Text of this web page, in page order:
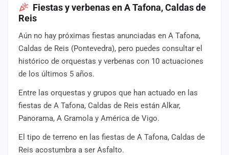
Fiestas y verbenas en A Tafona, Caldas de
Reis
Aún no hay próximas fiestas anunciadas en A Tafona,
Caldas de Reis (Pontevedra), pero puedes consultar el
histórico de orquestas y verbenas con 10 actuaciones
de los últimos 5 años.
Entre las orquestas y grupos que han actuado en las
fiestas de A Tafona, Caldas de Reis están Alkar,
Panorama, A Gramola y América de Vigo.
El tipo de terreno en las fiestas de A Tafona, Caldas de
Reis acostumbra a ser Asfalto.
Rankings
Anuncios
sesión
Crear
cuenta
Administración